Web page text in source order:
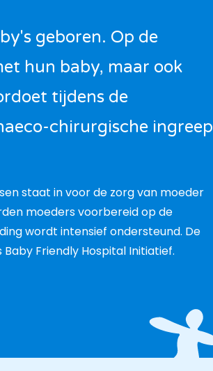
geboren. Op de
hun baby, maar ook
tijdens de
chirurgische ingreep
staat in voor de zorg van moeder
moeders voorbereid op de
wordt intensief ondersteund. De
Baby Friendly Hospital Initiatief.